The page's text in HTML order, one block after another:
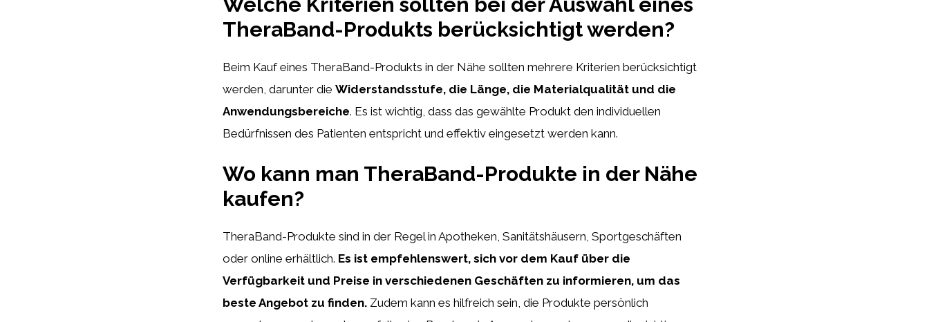
TheraBand-Produkts berücksichtigt werden?
Beim Kauf eines TheraBand-Produkts in der Nähe sollten mehrere Kriterien berücksichtigt
werden, darunter die Widerstandsstufe, die Länge, die Materialqualität und die
Anwendungsbereiche. Es ist wichtig, dass das gewählte Produkt den individuellen
Bedürfnissen des Patienten entspricht und effektiv eingesetzt werden kann.
Wo kann man TheraBand-Produkte in der Nähe
kaufen?
TheraBand-Produkte sind in der Regel in Apotheken, Sanitätshäusern, Sportgeschäften
oder online erhältlich. Es ist empfehlenswert, sich vor dem Kauf über die
Verfügbarkeit und Preise in verschiedenen Geschäften zu informieren, um das
beste Angebot zu finden. Zudem kann es hilfreich sein, die Produkte persönlich